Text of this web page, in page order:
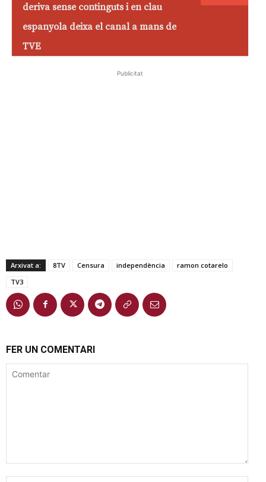
deriva sense continguts i en clau
espanyola deixa el canal a mans de
TVE
Publicitat
Arxivat a: 8TV Censura independència
ramon cotarelo
TV3
FER UN COMENTARI